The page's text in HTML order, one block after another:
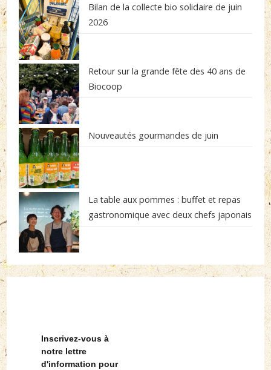
Bilan de la collecte bio solidaire de juin
2026
Retour sur la grande fête des 40 ans de
Biocoop
Nouveautés gourmandes de juin
La table aux pommes : buffet et repas
gastronomique avec deux chefs japonais
Inscrivez-vous à
notre lettre
d'information pour